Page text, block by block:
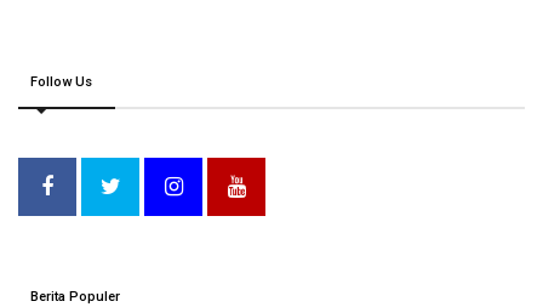
Follow Us
Berita Populer